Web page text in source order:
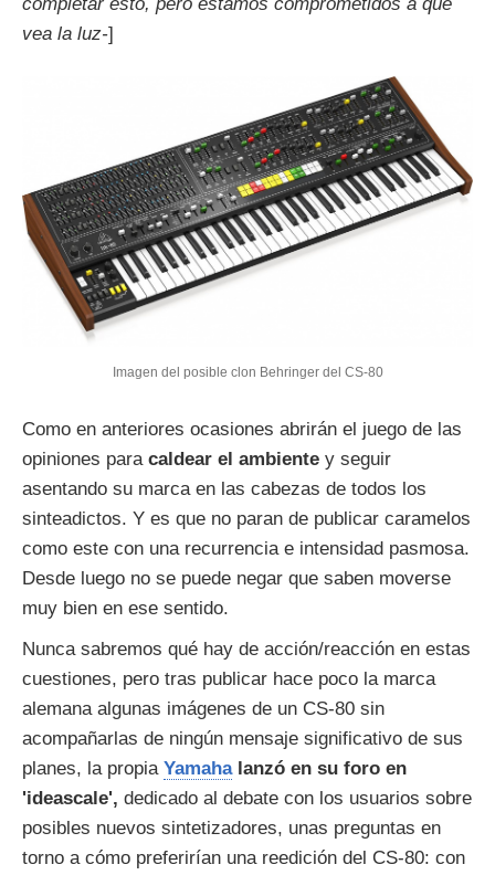
vea la luz-]
Imagen del posible clon Behringer del CS-80
Como en anteriores ocasiones abrirán el juego de las
opiniones paracaldear el ambiente y seguir
asentando su marca en las cabezas de todos los
sinteadictos. Y es que no paran de publicar caramelos
como este con una recurrencia e intensidad pasmosa.
Desde luego no se puede negar que saben moverse
muy bien en ese sentido.
Nunca sabremos qué hay de acción/reacción en estas
cuestiones, pero tras publicar hace poco la marca
alemana algunas imágenes de un CS-80 sin
acompañarlas de ningún mensaje significativo de sus
planes, la propia Yamahalanzó en su foro en
'ideascale', dedicado al debate con los usuarios sobre
posibles nuevos sintetizadores, unas preguntas en
torno a cómo preferirían una reedición del CS-80: con